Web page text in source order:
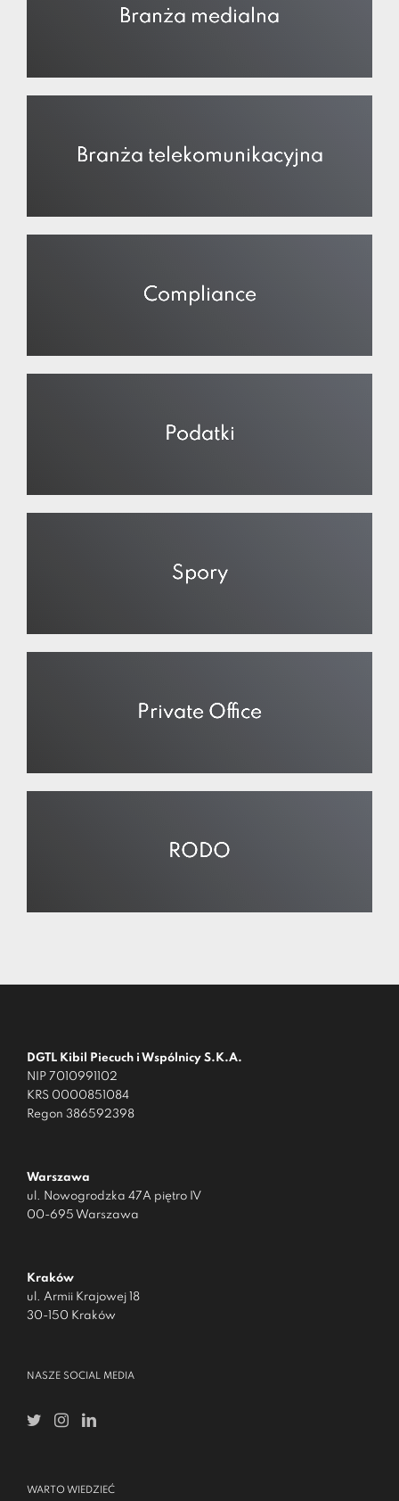
Branża medialna
Branża telekomunikacyjna
Compliance
Podatki
Spory
Private Office
RODO
DGTL Kibil Piecuch i Wspólnicy S.K.A.
NIP 7010991102
KRS 0000851084
Regon 386592398
Warszawa
ul. Nowogrodzka 47A piętro IV
00-695 Warszawa
Kraków
ul. Armii Krajowej 18
30-150 Kraków
NASZE SOCIAL MEDIA
WARTO WIEDZIEĆ